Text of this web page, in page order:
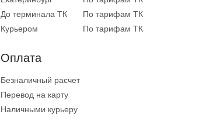
До терминала ТК
По тарифам ТК
Курьером
По тарифам ТК
Оплата
Безналичный расчет
Перевод на карту
Наличными курьеру